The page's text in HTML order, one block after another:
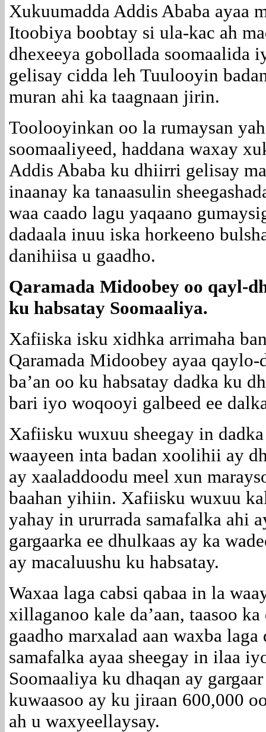
Xukuumadda Addis Ababa ayaa
Itoobiya boobtay si ula-kac ah
dhexeeya gobollada soomaalida
gelisay cidda leh Tuulooyin
muran ahi ka taagnaan jirin.
Toolooyinkan oo la rumaysan
soomaaliyeed, haddana waxay
Addis Ababa ku dhiirri gelisay
inaanay ka tanaasulin
waa caado lagu yaqaano
dadaala inuu iska horkeeno
danihiisa u gaadho.
Qaramada Midoobey oo qayl-
ku habsatay Soomaaliya.
Xafiiska isku xidhka arrimaha
Qaramada Midoobey ayaa
ba’an oo ku habsatay dadka ku
bari iyo woqooyi galbeed ee
Xafiisku wuxuu sheegay in
waayeen inta badan xoolihii ay
ay xaaladdoodu meel xun
baahan yihiin. Xafiisku wuxuu
yahay in ururrada samafalka ahi
gargaarka ee dhulkaas ay ka
ay macaluushu ku habsatay.
Waxaa laga cabsi qabaa in la
xillaganoo kale da’aan, taasoo
gaadho marxalad aan waxba
samafalka ayaa sheegay in ilaa
Soomaaliya ku dhaqan ay
kuwaasoo ay ku jiraan 600,000
ah u waxyeellaysay.